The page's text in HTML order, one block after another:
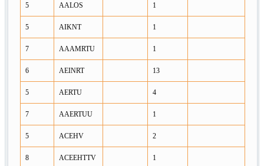
5 AALOS 1
5 AIKNT 1
7 AAAMRTU 1
6 AEINRT 13
5 AERTU 4
7 AAERTUU 1
5 ACEHV 2
8 ACEEHTTV 1